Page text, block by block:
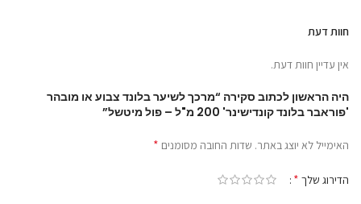
חוות דעת
אין עדיין חוות דעת.
היה הראשון לכתוב סקירה “מרכך לשיער בלונד צבוע או מובהר
'פוראבר בלונד קונדישינר' 200 מ"ל – פול מיטשל”
האימייל לא יוצג באתר. שדות החובה מסומנים *
הדירוג שלך *